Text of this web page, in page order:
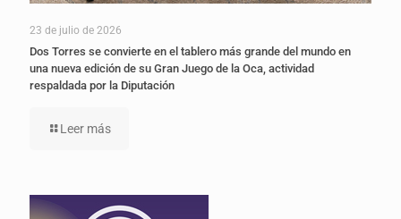
23 de julio de 2026
Dos Torres se convierte en el tablero más grande del mundo en
una nueva edición de su Gran Juego de la Oca, actividad
respaldada por la Diputación
Leer más